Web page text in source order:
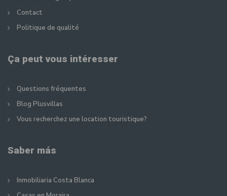
Contact
Politique de qualité
Ça peut vous intéresser
Questions fréquentes
Blog Plusvillas
Vous recherchez une location touristique?
Saber más
Inmobiliaria Costa Blanca